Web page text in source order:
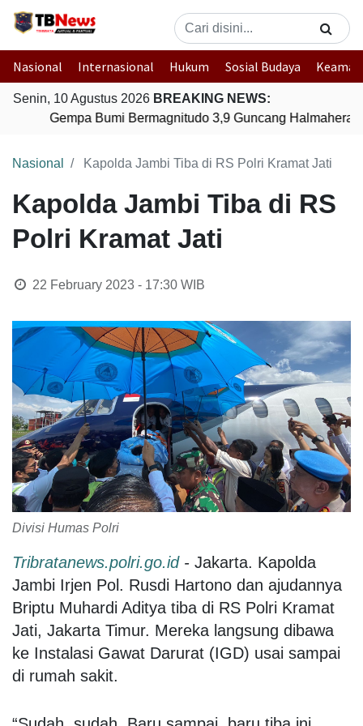
Nasional Internasional Hukum Sosial Budaya
Senin, 10 Agustus 2026 BREAKING NEWS:
Gempa Bumi Bermagnitudo 3,9 Guncang Halmahera
Nasional Kapolda Jambi Tiba di RS Polri Kramat Jati
Kapolda Jambi Tiba di RS
Polri Kramat Jati
22 February 2023 - 17:30WIB
Divisi Humas Polri
Tribratanews.polri.go.id- Jakarta. Kapolda
Jambi Irjen Pol. Rusdi Hartono dan ajudannya
Briptu Muhardi Aditya tiba di RS Polri Kramat
Jati, Jakarta Timur. Mereka langsung dibawa
ke Instalasi Gawat Darurat (IGD) usai sampai
di rumah sakit.